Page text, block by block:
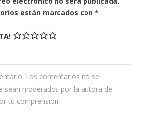
están marcados con *